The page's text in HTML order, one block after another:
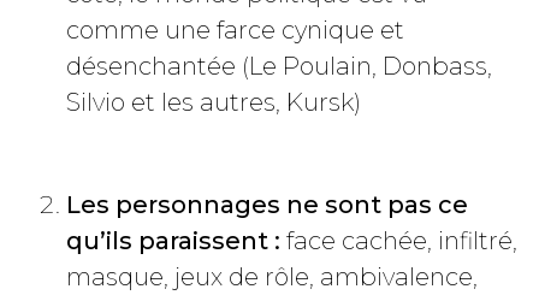
comme une farce cynique et
désenchantée (Le Poulain, Donbass,
Silvio et les autres, Kursk)
Les personnages ne sont pas ce
qu’ils paraissent : face cachée, infiltré,
masque, jeux de rôle, ambivalence,